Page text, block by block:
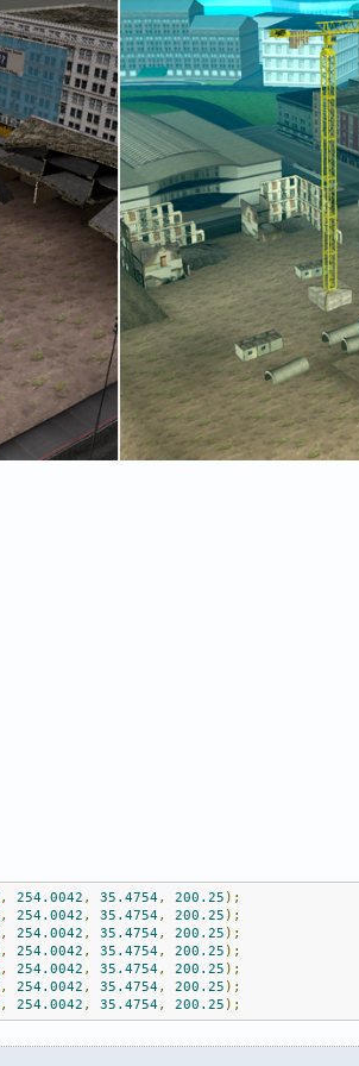
, 254.0042 , 35.4754, 200.25 );
, 254.0042 , 35.4754, 200.25 );
, 254.0042 , 35.4754, 200.25 );
, 254.0042 , 35.4754, 200.25 );
, 254.0042 , 35.4754, 200.25 );
, 254.0042 , 35.4754, 200.25 );
, 254.0042 , 35.4754, 200.25 );